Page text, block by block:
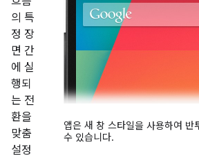
앱은 새 창 스타일을 사용하여 반
수 있습니다.
의 특
정 장
면 간
에 실
행되
는 전
환을
맞춤
설정